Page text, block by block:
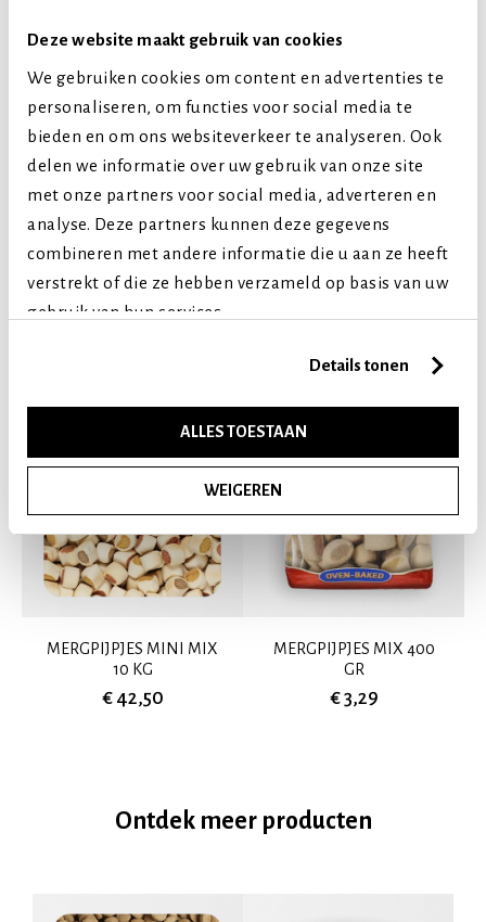
Deze website maakt gebruik van cookies
We gebruiken cookies om content en advertenties te
personaliseren, om functies voor social media te
bieden en om ons websiteverkeer te analyseren. Ook
delen we informatie over uw gebruik van onze site
met onze partners voor social media, adverteren en
analyse. Deze partners kunnen deze gegevens
combineren met andere informatie die u aan ze heeft
verstrekt of die ze hebben verzameld op basis van uw
gebruik van hun services.
Details tonen
ALLES TOESTAAN
WEIGEREN
Middelgrote honden
Levensfase
Puppy (tot 1 jaar)
Volwassen (2-7 jaar)
Senior (8+ jaar)
Vergelijkbare producten
MERGPIJPJES MINI MIX
10 KG
€ 42,50
MERGPIJPJES MIX 400
GR
€ 3,29
Ontdek meer producten